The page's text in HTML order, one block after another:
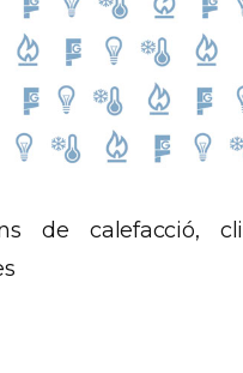
de calefacció,